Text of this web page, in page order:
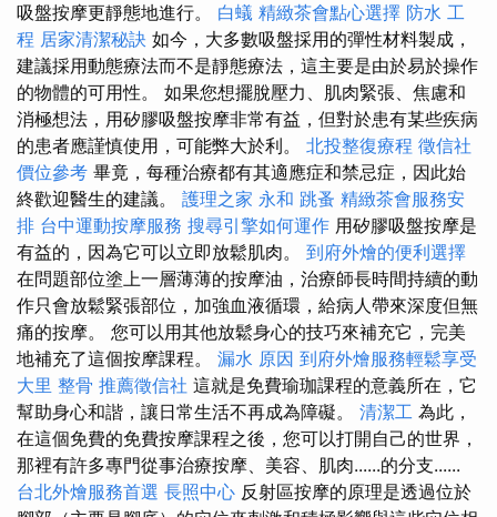
吸盤按摩更靜態地進行。 白蟻 精緻茶會點心選擇 防水 工
程 居家清潔秘訣 如今，大多數吸盤採用的彈性材料製成，
建議採用動態療法而不是靜態療法，這主要是由於易於操作
的物體的可用性。 如果您想擺脫壓力、肌肉緊張、焦慮和
消極想法，用矽膠吸盤按摩非常有益，但對於患有某些疾病
的患者應謹慎使用，可能弊大於利。 北投整復療程 徵信社
價位參考 畢竟，每種治療都有其適應症和禁忌症，因此始
終歡迎醫生的建議。 護理之家 永和 跳蚤 精緻茶會服務安
排 台中運動按摩服務 搜尋引擎如何運作 用矽膠吸盤按摩是
有益的，因為它可以立即放鬆肌肉。 到府外燴的便利選擇
在問題部位塗上一層薄薄的按摩油，治療師長時間持續的動
作只會放鬆緊張部位，加強血液循環，給病人帶來深度但無
痛的按摩。 您可以用其他放鬆身心的技巧來補充它，完美
地補充了這個按摩課程。 漏水 原因 到府外燴服務輕鬆享受
大里 整骨 推薦徵信社 這就是免費瑜珈課程的意義所在，它
幫助身心和諧，讓日常生活不再成為障礙。 清潔工 為此，
在這個免費的免費按摩課程之後，您可以打開自己的世界，
那裡有許多專門從事治療按摩、美容、肌肉......的分支......
台北外燴服務首選 長照中心 反射區按摩的原理是透過位於